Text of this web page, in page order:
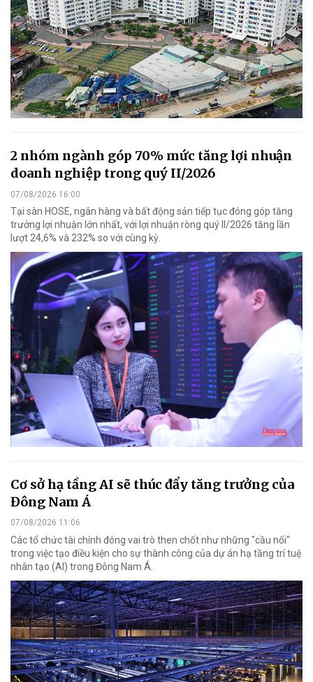
2 nhóm ngành góp 70% mức tăng lợi nhuận
doanh nghiệp trong quý II/2026
07/08/2026 16:00
Tại sàn HOSE, ngân hàng và bất động sản tiếp tục đóng góp tăng
trưởng lợi nhuận lớn nhất, với lợi nhuận ròng quý II/2026 tăng lần
lượt 24,6% và 232% so với cùng kỳ.
Cơ sở hạ tầng AI sẽ thúc đẩy tăng trưởng của
Đông Nam Á
07/08/2026 11:06
Các tổ chức tài chính đóng vai trò then chốt như những "cầu nối"
trong việc tạo điều kiện cho sự thành công của dự án hạ tầng trí tuệ
nhân tạo (AI) trong Đông Nam Á.